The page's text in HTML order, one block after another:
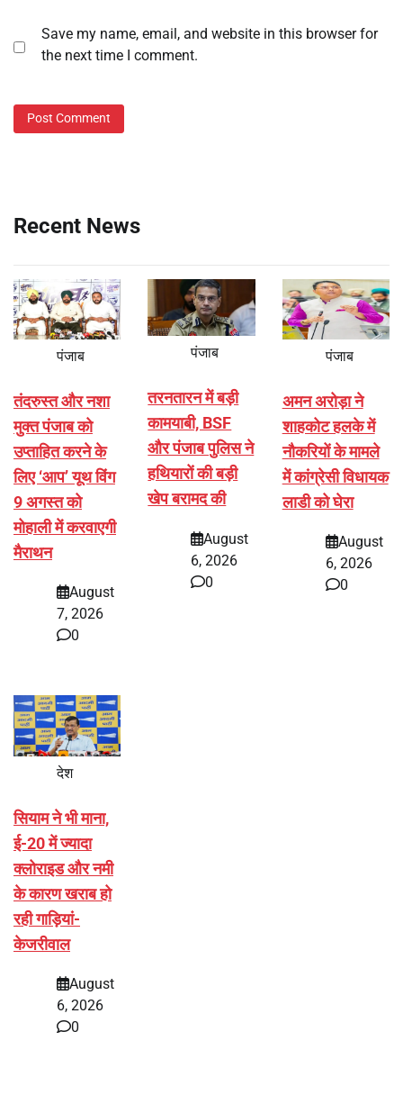
Save my name, email, and website in this browser for
the next time I comment.
Recent News
पंजाब
तंदरुस्त और नशा
मुक्त पंजाब को
उप्ताहित करने के
लिए ‘आप’ यूथ विंग
9 अगस्त को
मोहाली में करवाएगी
मैराथन
August
7, 2026
0
पंजाब
तरनतारन में बड़ी
कामयाबी, BSF
और पंजाब पुलिस ने
हथियारों की बड़ी
खेप बरामद की
August
6, 2026
0
पंजाब
अमन अरोड़ा ने
शाहकोट हलके में
नौकरियों के मामले
में कांग्रेसी विधायक
लाडी को घेरा
August
6, 2026
0
देश
सियाम ने भी माना,
ई-20 में ज्यादा
क्लोराइड और नमी
के कारण खराब हो
रही गाड़ियां-
केजरीवाल
August
6, 2026
0